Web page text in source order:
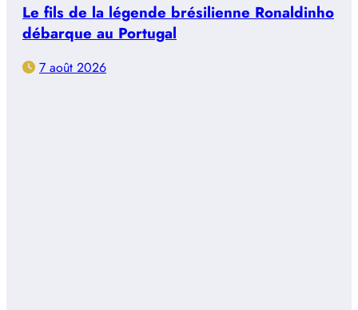
Le fils de la légende brésilienne Ronaldinho
débarque au Portugal
7 août 2026